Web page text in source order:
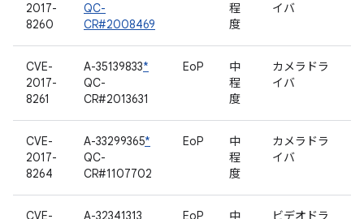
2017-
8260
QC-
CR#2008469
程
度
イバ
CVE-
2017-
8261
A-35139833*
QC-
CR#2013631
EoP
中
程
度
カメラドラ
イバ
CVE-
2017-
8264
A-33299365*
QC-
CR#1107702
EoP
中
程
度
カメラドラ
イバ
CVE- A-32341313 EoP 中 ビデオドラ